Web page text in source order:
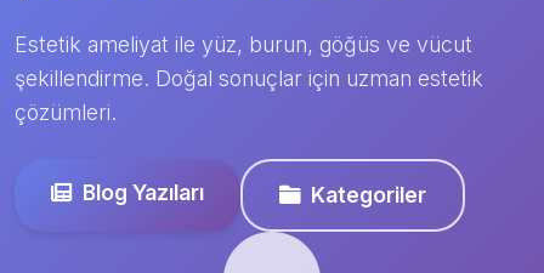
Estetik ameliyat ile yüz, burun, göğüs ve vücut
şekillendirme. Doğal sonuçlar için uzman estetik
çözümleri.
Blog Yazıları Kategoriler